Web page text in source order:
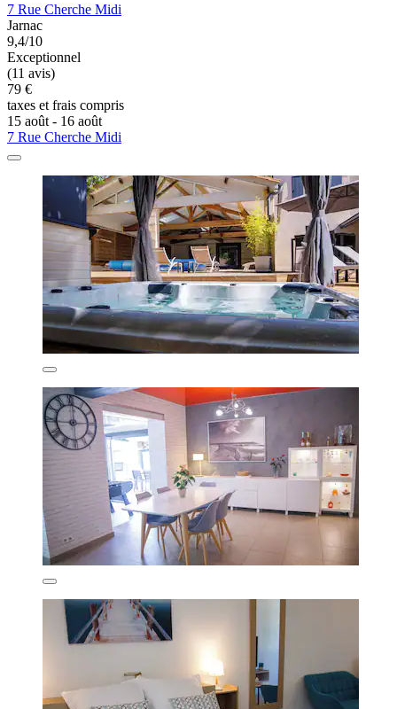
7 Rue Cherche Midi
Jarnac
9,4/10
Exceptionnel
(11 avis)
79 €
taxes et frais compris
15 août - 16 août
7 Rue Cherche Midi